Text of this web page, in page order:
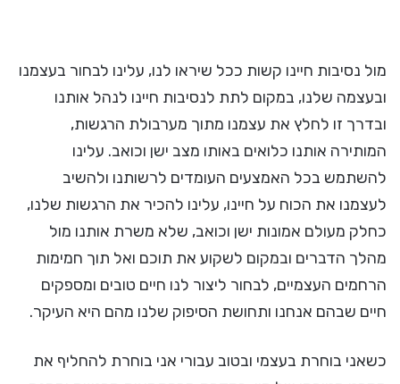
מול נסיבות חיינו קשות ככל שיראו לנו, עלינו לבחור בעצמנו
ובעצמה שלנו, במקום לתת לנסיבות חיינו לנהל אותנו
ובדרך זו לחלץ את עצמנו מתוך מערבולת הרגשות,
המותירה אותנו כלואים באותו מצב ישן וכואב. עלינו
להשתמש בכל האמצעים העומדים לרשותנו ולהשיב
לעצמנו את הכוח על חיינו, עלינו להכיר את הרגשות שלנו,
כחלק מעולם אמונות ישן וכואב, שלא משרת אותנו מול
מהלך הדברים ובמקום לשקוע את תוכם ואל תוך חמימות
הרחמים העצמיים, לבחור ליצור לנו חיים טובים ומספקים
חיים שבהם אנחנו ותחושת הסיפוק שלנו מהם היא העיקר.
כשאני בוחרת בעצמי ובטוב עבורי אני בוחרת להחליף את